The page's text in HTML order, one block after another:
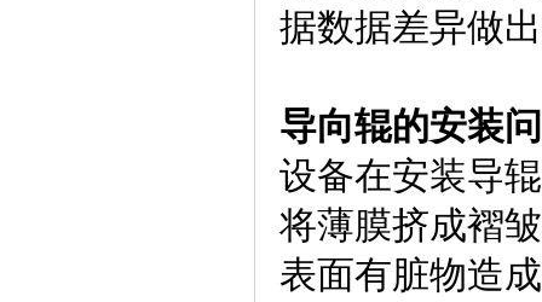
据数据差异做
导向辊的安装
设备在安装导
将薄膜挤成褶
表面有脏物造